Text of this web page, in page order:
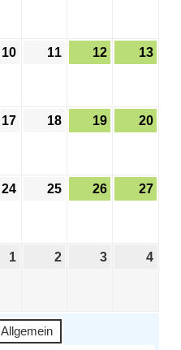
10 11 12 13
17 18 19 20
24 25 26 27
1 2 3 4
Allgemein